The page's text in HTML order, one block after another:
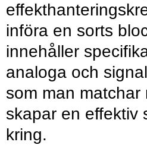
införa en sorts
innehåller
analoga och
som man
skapar en effektiv
kring.